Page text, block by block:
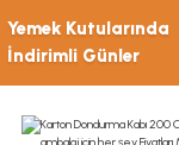
Yemek Kutularında
İndirimli Günler